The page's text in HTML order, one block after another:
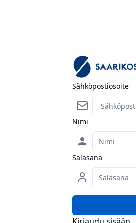
Sähköpostiosoite
Nimi
person
Salasana